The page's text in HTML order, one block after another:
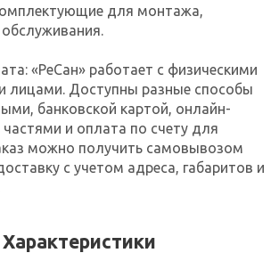
для монтажа,
«РеСан» работает с физическими
лицами. Доступны разные способы
банковской картой, онлайн-
и оплата по счету для
можно получить самовывозом
с учетом адреса, габаритов и
Характеристики